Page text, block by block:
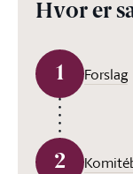
Hvor er
1 Forslag
2